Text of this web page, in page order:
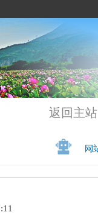
返回主站